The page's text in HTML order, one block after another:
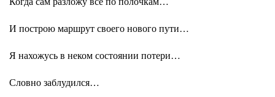
И построю маршрут своего нового пути…
Я нахожусь в неком состоянии потери…
Словно заблудился…